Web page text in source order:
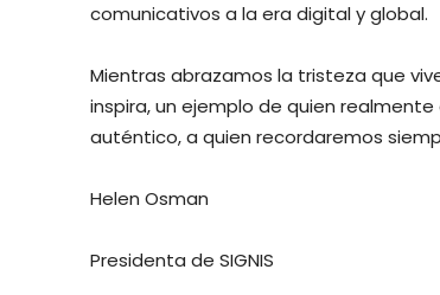
comunicativos a la era digital y global.
Mientras abrazamos la tristeza que
inspira, un ejemplo de quien
auténtico, a quien recordaremos
Helen Osman
Presidenta de SIGNIS